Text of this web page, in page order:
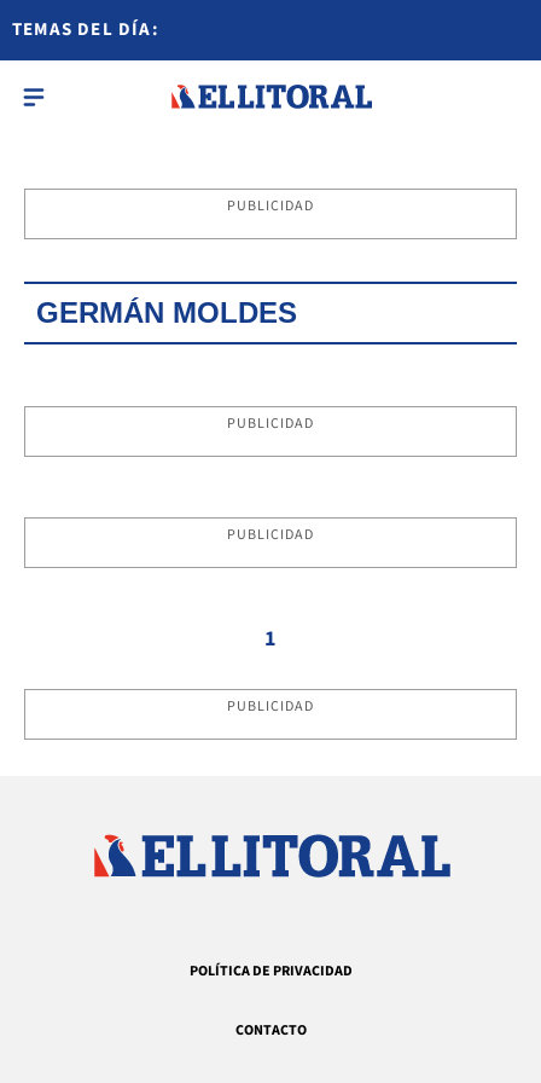
TEMAS DEL DÍA:
PUBLICIDAD
GERMÁN MOLDES
PUBLICIDAD
PUBLICIDAD
1
PUBLICIDAD
POLÍTICA DE PRIVACIDAD
CONTACTO